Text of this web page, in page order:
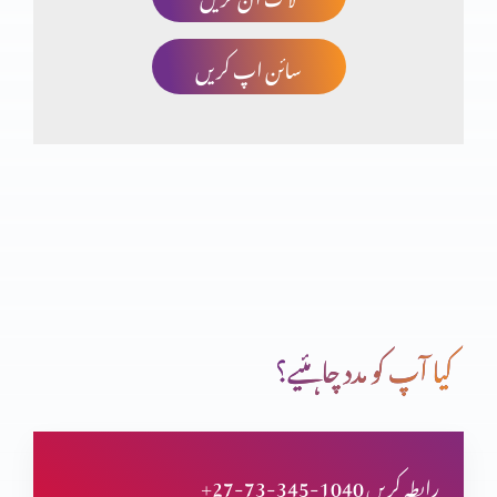
قران سے قران تک(حصہ 23)
ولادتِ یسوع المسیح کا ثبوت قرآن میں
سائن اپ کریں
کیا آپ کو مدد چاہئیے؟
+27-73-345-1040 رابطہ کریں